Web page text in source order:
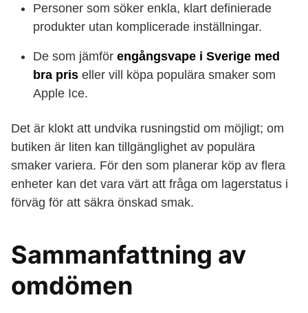
Personer som söker enkla, klart definierade
produkter utan komplicerade inställningar.
De som jämför engångsvape i Sverige med
bra pris eller vill köpa populära smaker som
Apple Ice.
Det är klokt att undvika rusningstid om möjligt; om
butiken är liten kan tillgänglighet av populära
smaker variera. För den som planerar köp av flera
enheter kan det vara värt att fråga om lagerstatus i
förväg för att säkra önskad smak.
Sammanfattning av
omdömen